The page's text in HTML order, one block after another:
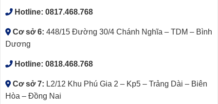
Hotline: 0817.468.768
Cơ sở 6: 448/15 Đường 30/4 Chánh Nghĩa – TDM – Bình
Dương
Hotline: 0818.468.768
Cơ sở 7: L2/12 Khu Phú Gia 2 – Kp5 – Trảng Dài – Biên
Hòa – Đồng Nai